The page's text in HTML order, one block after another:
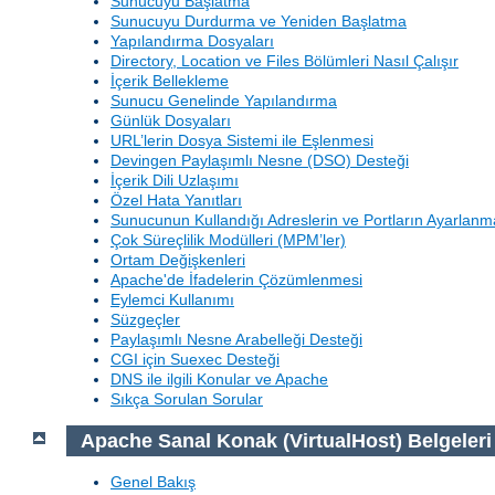
Sunucuyu Durdurma ve Yeniden Başlatma
Yapılandırma Dosyaları
Directory, Location ve Files Bölümleri Nasıl Çalışır
İçerik Bellekleme
Sunucu Genelinde Yapılandırma
Günlük Dosyaları
URL’lerin Dosya Sistemi ile Eşlenmesi
Devingen Paylaşımlı Nesne (DSO) Desteği
İçerik Dili Uzlaşımı
Özel Hata Yanıtları
Sunucunun Kullandığı Adreslerin ve Portların
Çok Süreçlilik Modülleri (MPM’ler)
Ortam Değişkenleri
Apache'de İfadelerin Çözümlenmesi
Eylemci Kullanımı
Süzgeçler
Paylaşımlı Nesne Arabelleği Desteği
CGI için Suexec Desteği
DNS ile ilgili Konular ve Apache
Sıkça Sorulan Sorular
Apache Sanal Konak (VirtualHost) Belgeleri
Genel Bakış